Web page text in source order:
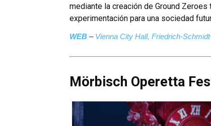
mediante la creación de Ground
experimentación para una sociedad
WEB – Vienna City Hall, Friedrich-
Mörbisch Operetta